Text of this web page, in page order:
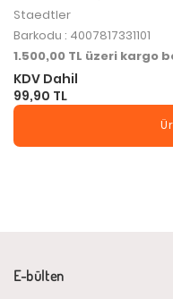
Staedtler
Barkodu : 4007817331101
1.500,00 TL üzeri kargo
KDV Dahil
99,90 TL
E-bülten